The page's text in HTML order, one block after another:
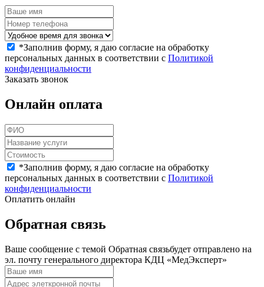
*Заполнив форму, я даю согласие на обработку
персональных данных в соответствии с Политикой
конфиденциальности
Заказать звонок
Онлайн оплата
*Заполнив форму, я даю согласие на обработку
персональных данных в соответствии с Политикой
конфиденциальности
Оплатить онлайн
Обратная связь
Ваше сообщение с темой Обратная связьбудет отправлено на
эл. почту генерального директора КДЦ «МедЭксперт»